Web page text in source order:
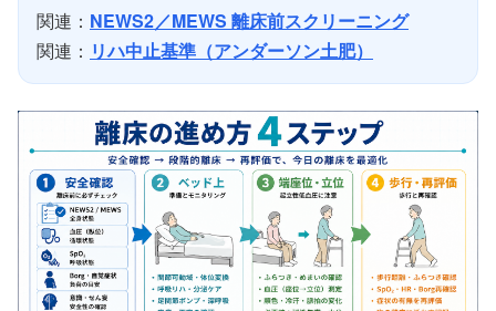
関連： NEWS2／MEWS 離床前スクリーニング
関連： リハ中止基準（アンダーソン土肥）